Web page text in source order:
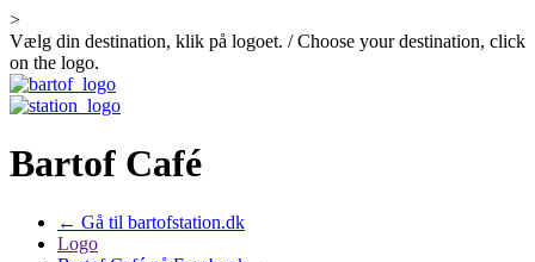
>
Vælg din destination, klik på logoet. / Choose your destination, click
on the logo.
Bartof Café
← Gå til bartofstation.dk
Logo